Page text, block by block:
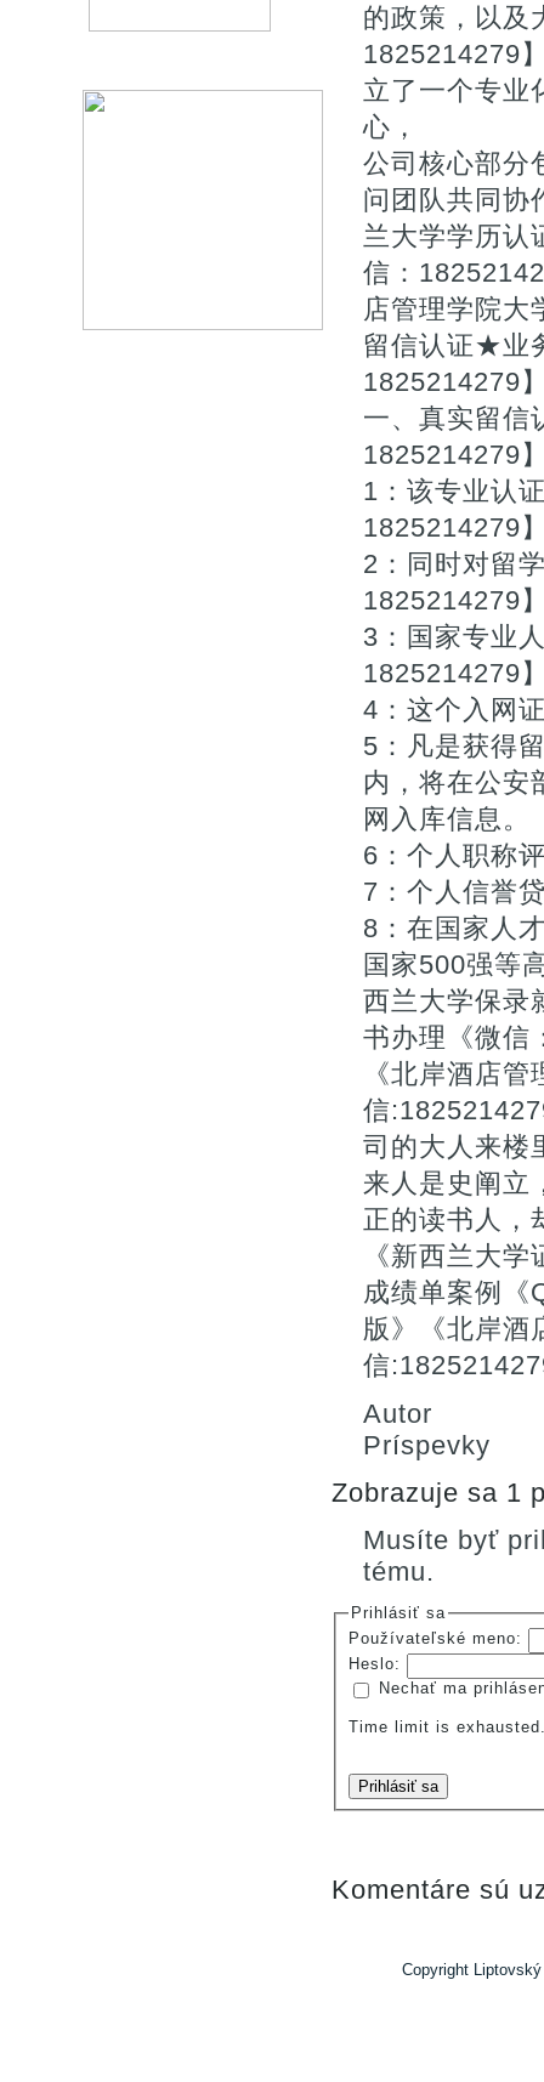
的政策，以及
1825214279
立了一个专业
心，
公司核心部分
问团队共同协
兰大学学历认
信：
店管理学院大
留信认证★业
1825214279
一、真实留信
1825214279
1：该专业认
1825214279
2：同时对留
1825214279
3：国家专业
1825214279
4：这个入网
5：凡是获得
内，将在公安
网入库信息。
6：个人职称
7：个人信誉
8：在国家人
国家500强等
西兰大学保录
书办理《微信
《北岸酒店
信
司的大人来楼
来人是史阐立
正的读书人，
《新西兰大
成绩单案例《
版》《北岸酒
信
Autor
Príspevky
Zobrazuje sa 1
Musíte byť
tému.
Prihlásiť sa
Používateľské meno:
Heslo:
Nechať ma
Time limit is
Prihlásiť sa
Komentáre sú
Copyright